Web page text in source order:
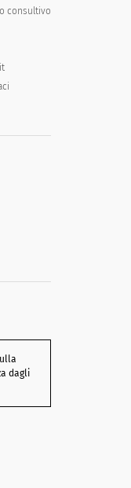
consultivo
dagli